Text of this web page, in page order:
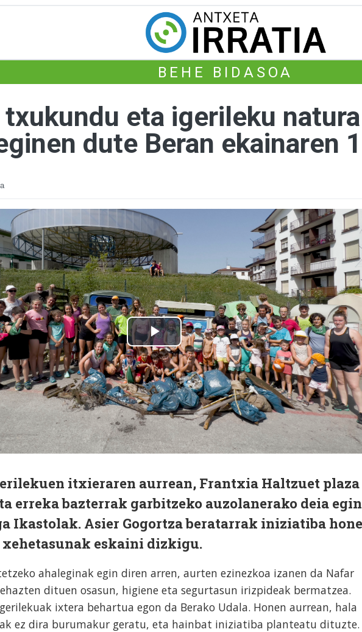
BEHE BIDASOA
txukundu eta igerileku
dute Beran ekainaren
itxieraren aurrean, Frantxia Haltzuet plaza
erreka bazterrak garbitzeko auzolanerako deia egin
Ikastolak. Asier Gogortza beratarrak iniziatiba
eskaini dizkigu.
ahaleginak egin diren arren, aurten ezinezkoa izanen da Nafar
dituen osasun, higiene eta segurtasun irizpideak bermatzea.
ixtera behartua egon da Berako Udala. Honen aurrean, hala
ez dira burumakur geratu, eta hainbat iniziatiba planteatu dituzte.